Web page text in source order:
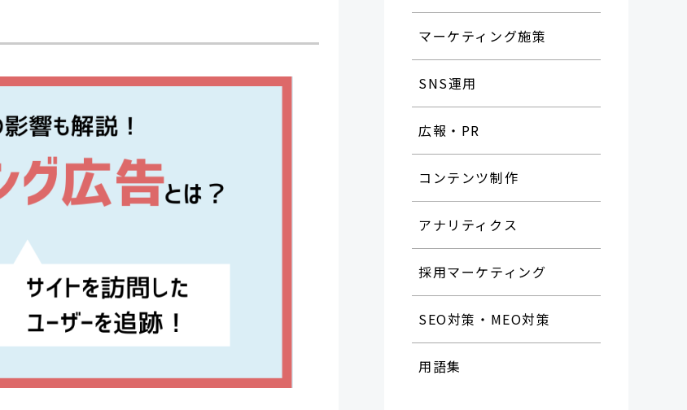
マーケティング施策
SNS運用
広報・PR
コンテンツ制作
アナリティクス
採用マーケティング
SEO対策・MEO対策
用語集